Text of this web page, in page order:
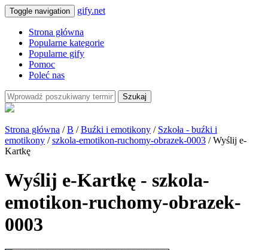
Toggle navigation gify.net
Strona główna
Popularne kategorie
Popularne gify
Pomoc
Poleć nas
Szukaj
Strona główna /B /Buźki i emotikony / Szkoła - buźki i
emotikony /szkola-emotikon-ruchomy-obrazek-0003 / Wyślij e-
Kartkę
Wyślij e-Kartkę - szkola-
emotikon-ruchomy-obrazek-
0003